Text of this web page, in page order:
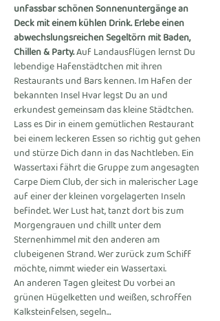
unfassbar schönen Sonnenuntergänge an
Deck mit einem kühlen Drink. Erlebe einen
abwechslungsreichen Segeltörn mit Baden,
Chillen & Party. Auf Landausflügen lernst Du
lebendige Hafenstädtchen mit ihren
Restaurants und Bars kennen. Im Hafen der
bekannten Insel Hvar legst Du an und
erkundest gemeinsam das kleine Städtchen.
Lass es Dir in einem gemütlichen Restaurant
bei einem leckeren Essen so richtig gut gehen
und stürze Dich dann in das Nachtleben. Ein
Wassertaxi fährt die Gruppe zum angesagten
Carpe Diem Club, der sich in malerischer Lage
auf einer der kleinen vorgelagerten Inseln
befindet. Wer Lust hat, tanzt dort bis zum
Morgengrauen und chillt unter dem
Sternenhimmel mit den anderen am
clubeigenen Strand. Wer zurück zum Schiff
möchte, nimmt wieder ein Wassertaxi.
An anderen Tagen gleitest Du vorbei an
grünen Hügelketten und weißen, schroffen
Kalksteinfelsen, segeln…